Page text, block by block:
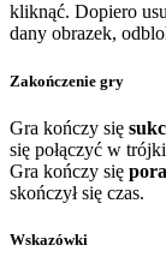
kliknąć. Dopiero
dany obrazek,
Zakończenie gry
Gra kończy się
się połączyć w
Gra kończy się
skończył się czas.
Wskazówki